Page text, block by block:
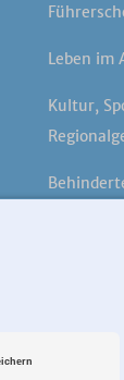
Leben im
Kultur,